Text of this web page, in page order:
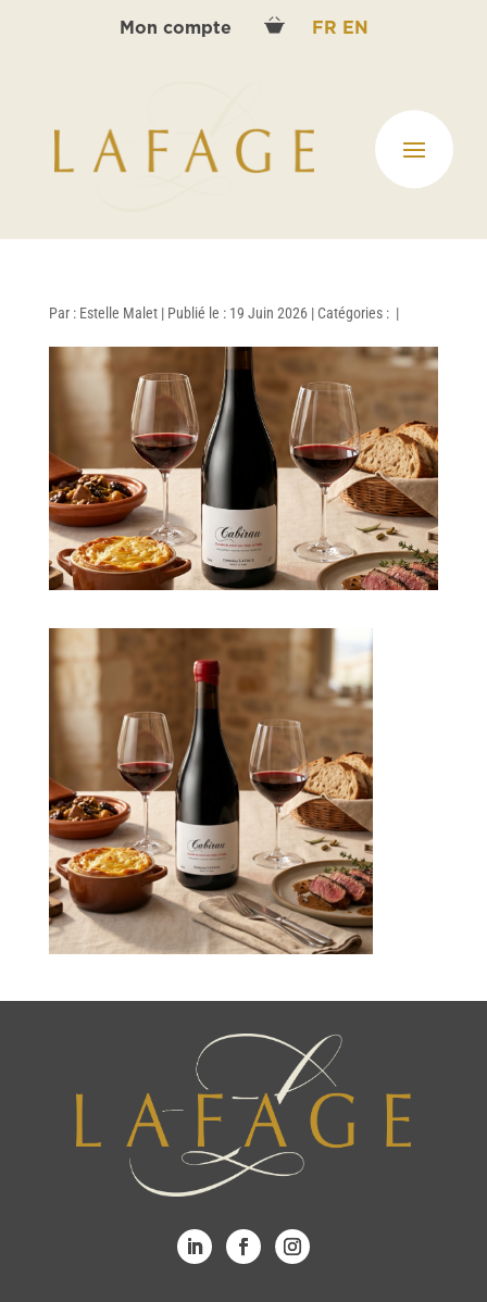
Mon compte FR EN
Par : Estelle Malet | Publié le : 19 Juin 2026 | Catégories : |